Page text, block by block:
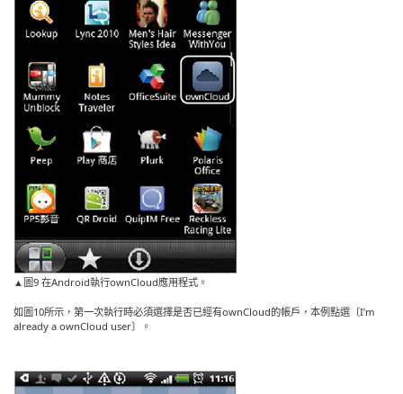
▲圖9 在Android執行ownCloud應用程式。
如圖10所示，第一次執行時必須選擇是否已經有ownCloud的帳戶，本例點選〔I’m
already a ownCloud user〕。